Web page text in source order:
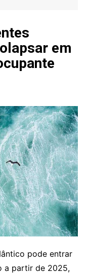
em
pode entrar
a partir de 2025,